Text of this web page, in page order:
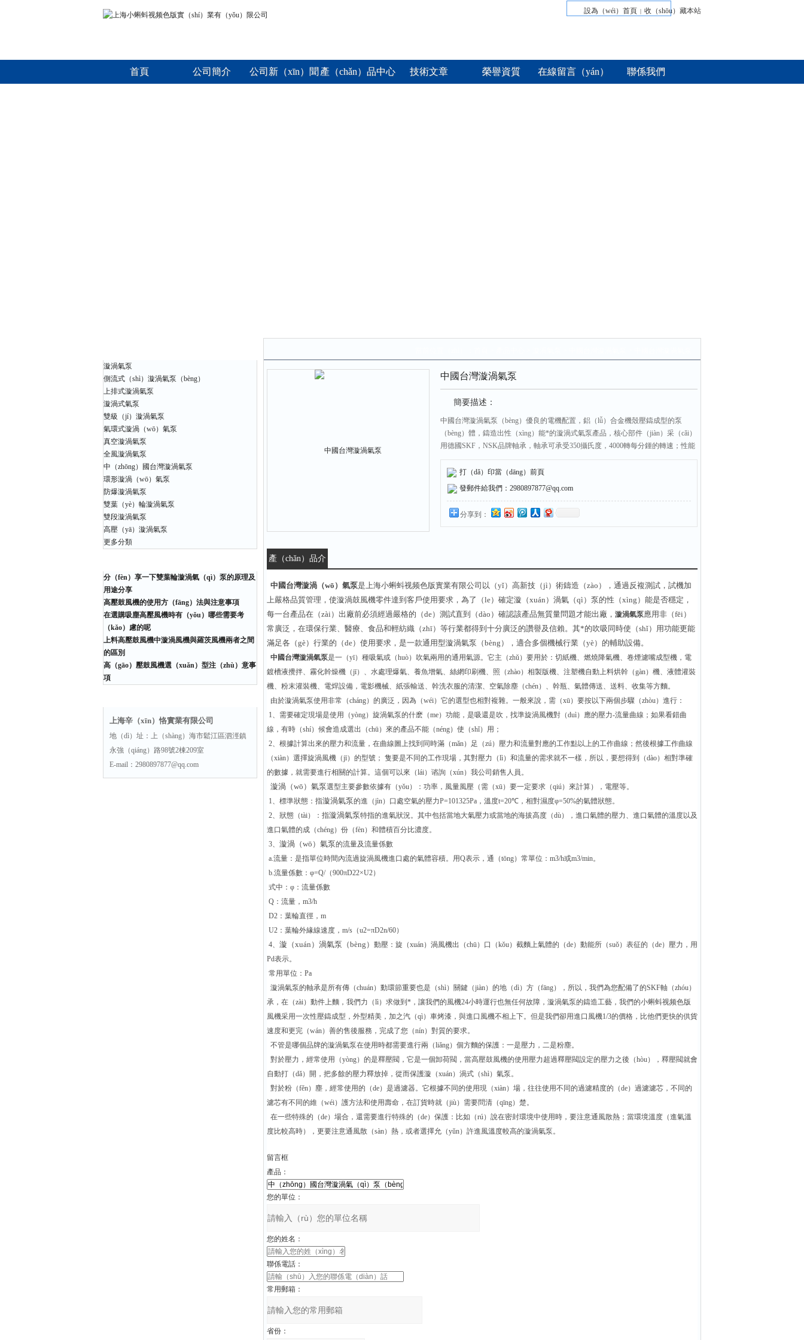
設為（wéi）首頁 | 收（shōu）藏本站
首頁 公司簡介 公司新（xīn）聞 產（chǎn）品中心 技術文章 榮譽資質 在線留言（yán） 聯係我們
漩渦氣泵
側流式（shì）漩渦氣泵（bèng）
上排式漩渦氣泵
漩渦式氣泵
雙級（jí）漩渦氣泵
氣環式漩渦（wō）氣泵
真空漩渦氣泵
全風漩渦氣泵
中（zhōng）國台灣漩渦氣泵
環形漩渦（wō）氣泵
防爆漩渦氣泵
雙葉（yè）輪漩渦氣泵
雙段漩渦氣泵
高壓（yā）漩渦氣泵
更多分類
分（fèn）享一下雙葉輪漩渦氣（qì）泵的原理及
用途分享
高壓鼓風機的使用方（fāng）法與注意事項
在選購吸塵高壓風機時有（yǒu）哪些需要考
（kǎo）慮的呢
上料高壓鼓風機中漩渦風機與羅茨風機兩者之間
的區別
高（gāo）壓鼓風機選（xuǎn）型注（zhù）意事
項
上海辛（xīn）恪實業有限公司
地（dì）址：上（shàng）海市鬆江區泗涇鎮
永強（qiáng）路98號2棟209室
E-mail：2980897877@qq.com
中國台灣漩渦氣泵
簡要描述：
中國台灣漩渦氣泵（bèng）優良的電機配置，鋁（lǚ）合金機殼壓鑄成型的泵
（bèng）體，鑄造出性（xìng）能*的漩渦式氣泵產品，核心部件（jiàn）采（cǎi）
用德國SKF，NSK品牌軸承，軸承可承受350攝氏度，4000轉每分鍾的轉速；性能
穩定，低噪音，免（miǎn）維護，壽命更久，可保（bǎo）證風機運行更久
（jiǔ）。打（dǎ）印當（dāng）前頁
發郵件給我們：2980897877@qq.com
分享到：
產（chǎn）品介
中國台灣漩渦（wō）氣泵是上海小蝌蚪视频色版實業有限公司以（yǐ）高新技（jì）術鑄造（zào），通過反複測試，試機加
上嚴格品質管理，使漩渦鼓風機零件達到客戶使用要求，為了（le）確定漩（xuán）渦氣（qì）泵的性（xìng）能是否穩定，
每一台產品在（zài）出廠前必須經過嚴格的（de）測試直到（dào）確認該產品無質量問題才能出廠， 漩渦氣泵應用非（fēi）
常廣泛，在環保行業、醫療、食品和輕紡織（zhī）等行業都得到十分廣泛的讚譽及信賴。其*的吹吸同時使（shǐ）用功能更能
滿足各（gè）行業的（de）使用要求，是一款通用型漩渦氣泵（bèng），適合多個機械行業（yè）的輔助設備。
中國台灣漩渦氣泵是一（yī）種吸氣或（huò）吹氣兩用的通用氣源。它主（zhǔ）要用於：切紙機、燃燒降氣機、卷煙濾嘴成型機，電
鍍槽液攪拌、霧化幹燥機（jī）、水處理爆氣、養魚增氣、絲網印刷機、照（zhào）相製版機、注塑機自動上料烘幹（gàn）機、液體灌裝
機、粉末灌裝機、電焊設備，電影機械、紙張輸送、幹洗衣服的清潔、空氣除塵（chén）、幹瓶、氣體傳送、送料、收集等方麵。
由於漩渦氣泵使用非常（cháng）的廣泛，因為（wéi）它的選型也相對複雜。一般來說，需（xū）要按以下兩個步驟（zhòu）進行：
1、需要確定現場是使用（yòng）旋渦氣泵的什麽（me）功能，是吸還是吹，找準旋渦風機對（duì）應的壓力-流量曲線；如果看錯曲
線，有時（shí）候會造成選出（chū）來的產品不能（néng）使（shǐ）用；
2、根據計算出來的壓力和流量，在曲線圖上找到同時滿（mǎn）足（zú）壓力和流量對應的工作點以上的工作曲線；然後根據工作曲線
（xiàn）選擇旋渦風機（jī）的型號； 隻要是不同的工作現場，其對壓力（lì）和流量的需求就不一樣，所以，要想得到（dào）相對準確
的數據，就需要進行相關的計算。這個可以來（lái）谘詢（xún）我公司銷售人員。
漩渦（wō）氣泵選型主要參數依據有（yǒu）：功率，風量風壓（需（xū）要一定要求（qiú）來計算），電壓等。
1、標準狀態：指漩渦氣泵的進（jìn）口處空氣的壓力P=101325Pa，溫度t=20℃，相對濕度φ=50%的氣體狀態。
2、狀態（tài）：指漩渦氣泵特指的進氣狀況。其中包括當地大氣壓力或當地的海拔高度（dù），進口氣體的壓力、進口氣體的溫度以及
進口氣體的成（chéng）份（fèn）和體積百分比濃度。
3、 漩渦（wō）氣泵的流量及流量係數
a.流量：是指單位時間內流過旋渦風機進口處的氣體容積。用Q表示，通（tōng）常單位：m3/h或m3/min。
b.流量係數：φ=Q/（900πD22×U2）
式中：φ：流量係數
Q：流量，m3/h
D2：葉輪直徑，m
U2：葉輪外緣線速度，m/s（u2=πD2n/60）
4、 漩（xuán）渦氣泵（bèng） 動壓：旋（xuán）渦風機出（chū）口（kǒu）截麵上氣體的（de）動能所（suǒ）表征的（de）壓力，用
Pd表示。
常用單位：Pa
漩渦氣泵的軸承是所有傳（chuán）動環節重要也是（shì）關鍵（jiàn）的地（dì）方（fāng），所以，我們為您配備了的SKF軸（zhóu）
承，在（zài）動件上麵，我們力（lì）求做到*，讓我們的風機24小時運行也無任何故障，漩渦氣泵的鑄造工藝，我們的小蝌蚪视频色版
風機采用一次性壓鑄成型，外型精美，加之汽（qì）車烤漆，與進口風機不相上下。但是我們卻用進口風機1/3的價格，比他們更快的供貨
速度和更完（wán）善的售後服務，完成了您（nín）對質的要求。
不管是哪個品牌的漩渦氣泵在使用時都需要進行兩（liǎng）個方麵的保護：一是壓力，二是粉塵。
對於壓力，經常使用（yòng）的是釋壓閥，它是一個卸荷閥，當高壓鼓風機的使用壓力超過釋壓閥設定的壓力之後（hòu），釋壓閥就會
自動打（dǎ）開，把多餘的壓力釋放掉，從而保護漩（xuán）渦式（shì）氣泵。
對於粉（fěn）塵，經常使用的（de）是過濾器。它根據不同的使用現（xiàn）場，往往使用不同的過濾精度的（de）過濾濾芯，不同的
濾芯有不同的維（wéi）護方法和使用壽命，在訂貨時就（jiù）需要問清（qīng）楚。
在一些特殊的（de）場合，還需要進行特殊的（de）保護：比如（rú）說在密封環境中使用時，要注意通風散熱；當環境溫度（進氣溫
度比較高時），更要注意通風散（sàn）熱，或者選擇允（yǔn）許進風溫度較高的漩渦氣泵。
留言框
產品：
您的單位：
您的姓名：
聯係電話：
常用郵箱：
省份：